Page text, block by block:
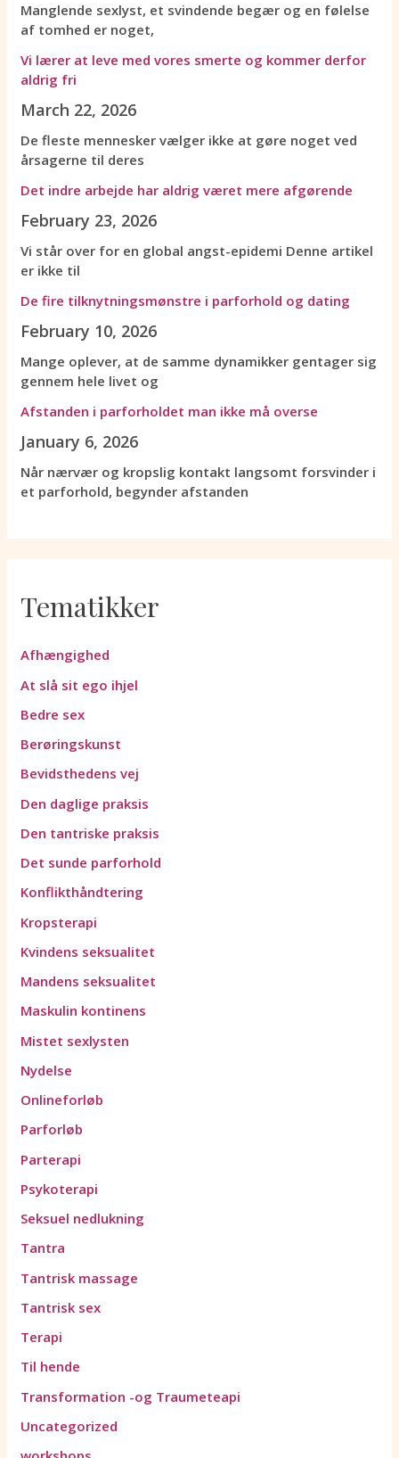
Manglende sexlyst, et svindende begær og en følelse
af tomhed er noget,
Vi lærer at leve med vores smerte og kommer derfor
aldrig fri
March 22, 2026
De fleste mennesker vælger ikke at gøre noget ved
årsagerne til deres
Det indre arbejde har aldrig været mere afgørende
February 23, 2026
Vi står over for en global angst-epidemi Denne artikel
er ikke til
De fire tilknytningsmønstre i parforhold og dating
February 10, 2026
Mange oplever, at de samme dynamikker gentager sig
gennem hele livet og
Afstanden i parforholdet man ikke må overse
January 6, 2026
Når nærvær og kropslig kontakt langsomt forsvinder i
et parforhold, begynder afstanden
Tematikker
Afhængighed
At slå sit ego ihjel
Bedre sex
Berøringskunst
Bevidsthedens vej
Den daglige praksis
Den tantriske praksis
Det sunde parforhold
Konflikthåndtering
Kropsterapi
Kvindens seksualitet
Mandens seksualitet
Maskulin kontinens
Mistet sexlysten
Nydelse
Onlineforløb
Parforløb
Parterapi
Psykoterapi
Seksuel nedlukning
Tantra
Tantrisk massage
Tantrisk sex
Terapi
Til hende
Transformation -og Traumeteapi
Uncategorized